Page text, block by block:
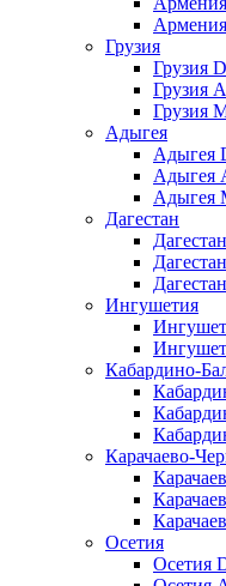
Грузия
Грузия
Грузия
Грузия
Адыгея
Адыгея
Адыгея
Адыгея
Дагестан
Ингушетия
Кабардино-
Карачаево-
Осетия
Осетия